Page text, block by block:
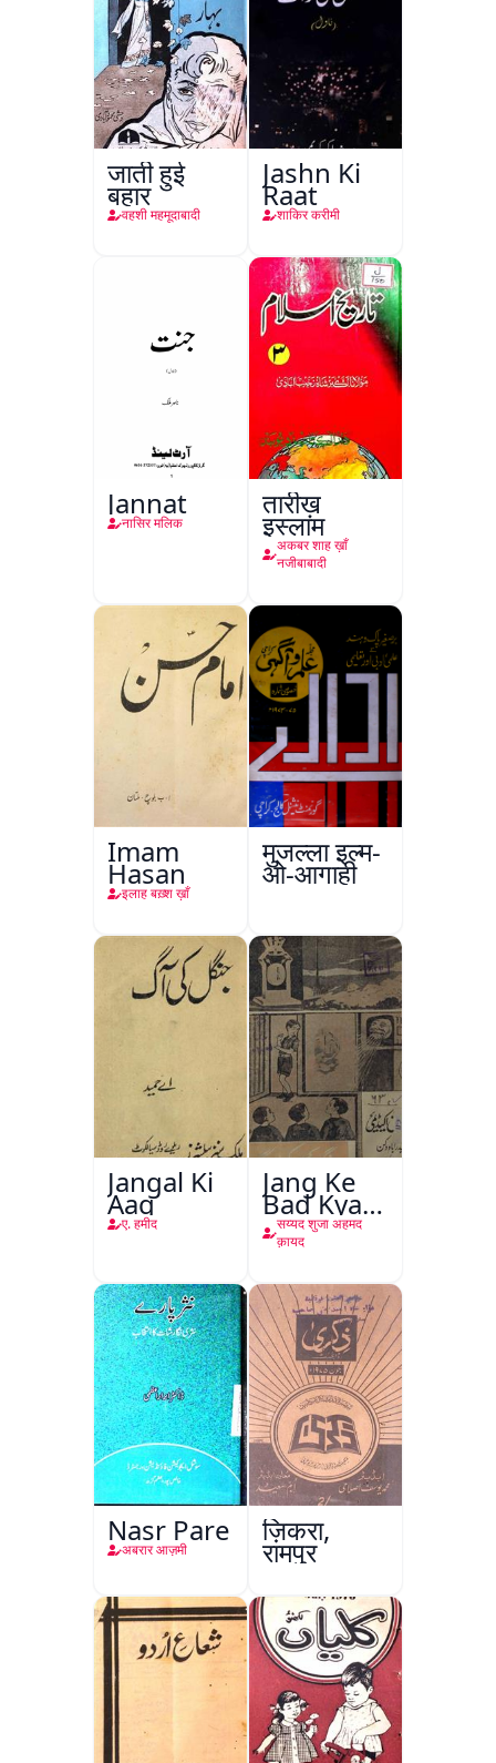
जाती हुई
बहार
वहशी महमूदाबादी
Jashn Ki
Raat
शाकिर करीमी
Jannat
नासिर मलिक
तारीख़
इस्लाम
अकबर शाह ख़ाँ
नजीबाबादी
Imam
Hasan
इलाह बख़्श ख़ाँ
मुजल्ला इल्म-
ओ-आगाही
Jangal Ki
Aag
ए. हमीद
Jang Ke
Bad Kya
Hoga
सय्यद शुजा अहमद
क़ायद
Nasr Pare
अबरार आज़मी
ज़िकरा,
रामपुर